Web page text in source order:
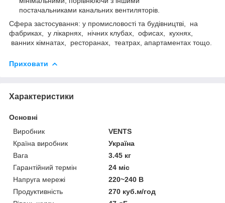
постачальниками канальних вентиляторів.
Сфера застосування: у промисловості та будівництві, на
фабриках, у лікарнях, нічних клубах, офисах, кухнях,
ванних кімнатах, ресторанах, театрах, апартаментах тощо.
Приховати
Характеристики
Основні
Виробник
VENTS
Країна виробник
Україна
Вага
3.45 кг
Гарантійний термін
24 міс
Напруга мережі
220~240 В
Продуктивність
270 куб.м/год